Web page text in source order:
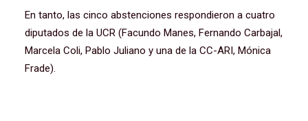
En tanto, las cinco abstenciones respondieron a cuatro
diputados de la UCR (Facundo Manes, Fernando Carbajal,
Marcela Coli, Pablo Juliano y una de la CC-ARI, Mónica
Frade).